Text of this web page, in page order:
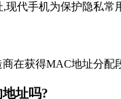
代手机为保护隐私常
在获得MAC地址分配
址吗?